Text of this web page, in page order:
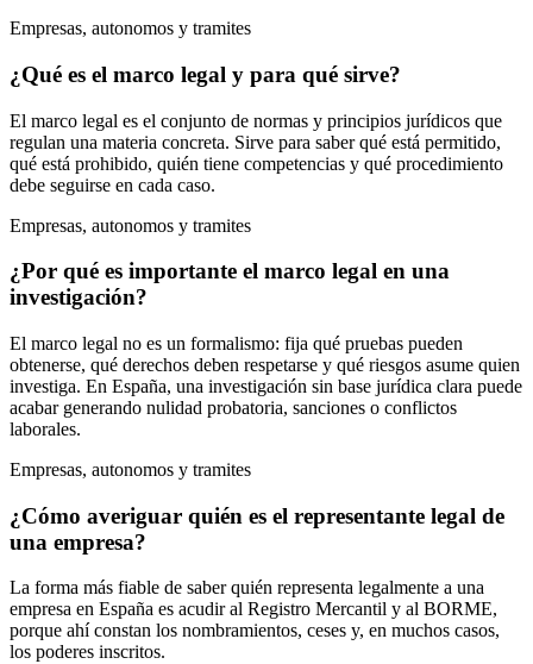
Empresas, autonomos y tramites
¿Qué es el marco legal y para qué sirve?
El marco legal es el conjunto de normas y principios jurídicos que
regulan una materia concreta. Sirve para saber qué está permitido,
qué está prohibido, quién tiene competencias y qué procedimiento
debe seguirse en cada caso.
Empresas, autonomos y tramites
¿Por qué es importante el marco legal en una
investigación?
El marco legal no es un formalismo: fija qué pruebas pueden
obtenerse, qué derechos deben respetarse y qué riesgos asume quien
investiga. En España, una investigación sin base jurídica clara puede
acabar generando nulidad probatoria, sanciones o conflictos
laborales.
Empresas, autonomos y tramites
¿Cómo averiguar quién es el representante legal de
una empresa?
La forma más fiable de saber quién representa legalmente a una
empresa en España es acudir al Registro Mercantil y al BORME,
porque ahí constan los nombramientos, ceses y, en muchos casos,
los poderes inscritos.